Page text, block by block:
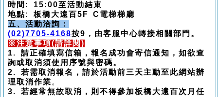
時間: 15:00至活動結束
地點: 板橋大遠百5F C電梯梯廳
五、活動洽詢：
(02)7705-4168按9，由客服中心轉接相關部門。
※注意事項(請詳閱)
1. 請正確填寫信箱，報名成功會寄信通知，如欲查
詢或取消須使用序號與密碼。
2. 若需取消報名，請於活動前三天主動至此網站辦
理取消作業 。
3. 若經常無故取消，則不得參加板橋大遠百次月任